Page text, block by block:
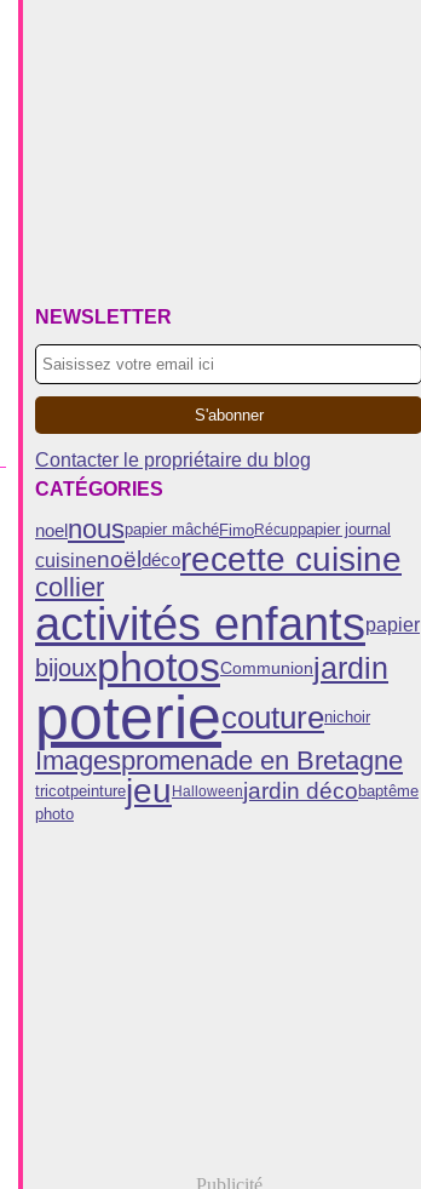
NEWSLETTER
Contacter le propriétaire du blog
CATÉGORIES
noelnouspapier mâchéFimoRécuppapier journal
cuisinenoëldécorecette cuisine
collier
activités enfantspapier
bijouxphotosCommunionjardin
poteriecouturenichoir
Imagespromenade en Bretagne
tricotpeinturejeu Halloweenjardin déco baptême
photo
Publicité